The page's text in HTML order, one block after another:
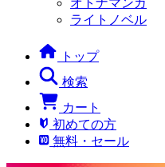
オトナマンガ
ライトノベル
トップ
検索
カート
初めての方
無料・セール